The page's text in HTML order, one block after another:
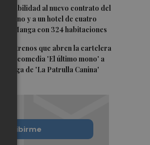
da viabilidad al nuevo contrato del
y a un hotel de cuatro
La Manga con 324 habitaciones
los estrenos que abren la cartelera
de la comedia 'El último mono' a
entrega de 'La Patrulla Canina'